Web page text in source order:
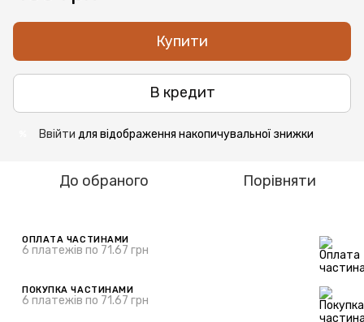
Купити
В кредит
Ввійти для відображення накопичувальної знижки
До обраного Порівняти
ОПЛАТА ЧАСТИНАМИ
6 платежів по 71.67 грн
ПОКУПКА ЧАСТИНАМИ
6 платежів по 71.67 грн